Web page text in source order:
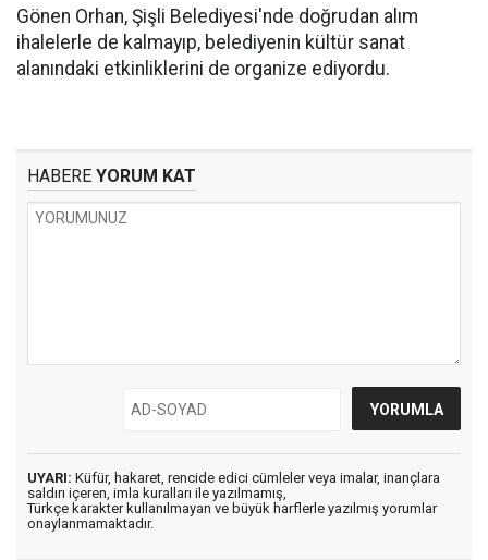
Gönen Orhan, Şişli Belediyesi'nde doğrudan alım
ihalelerle de kalmayıp, belediyenin kültür sanat
alanındaki etkinliklerini de organize ediyordu.
HABERE YORUM KAT
UYARI: Küfür, hakaret, rencide edici cümleler veya imalar, inançlara
saldırı içeren, imla kuralları ile yazılmamış,
Türkçe karakter kullanılmayan ve büyük harflerle yazılmış yorumlar
onaylanmamaktadır.